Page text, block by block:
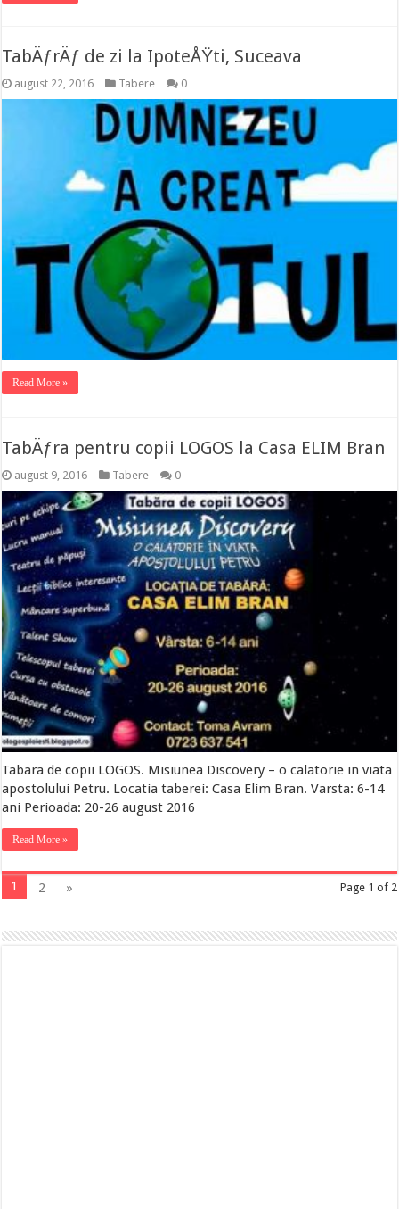
TabÄƒrÄƒ de zi la IpoteÅŸti, Suceava
august 22, 2016 Tabere 0
Read More »
TabÄƒra pentru copii LOGOS la Casa ELIM Bran
august 9, 2016 Tabere 0
Tabara de copii LOGOS. Misiunea Discovery – o calatorie in viata
apostolului Petru. Locatia taberei: Casa Elim Bran. Varsta: 6-14
ani Perioada: 20-26 august 2016
Read More »
Page 1 of 2
1 2 »